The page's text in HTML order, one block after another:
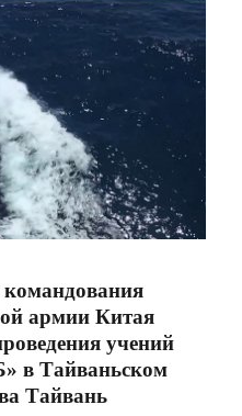
командования
армии Китая
учений
в Тайваньском
Тайвань